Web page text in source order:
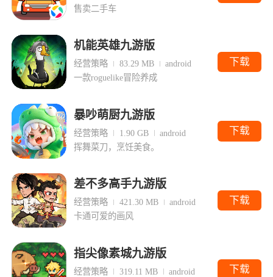
售卖二手车
机能英雄九游版
经营策略 83.29 MB
android
一款roguelike冒险养成
下载
暴吵萌厨九游版
经营策略 1.90 GB
android
挥舞菜刀，烹饪美食。
下载
差不多高手九游版
经营策略 421.30 MB
android
卡通可爱的画风
下载
指尖像素城九游版
经营策略 319.11 MB
android
下载